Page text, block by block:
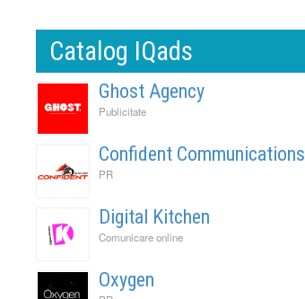
Catalog IQads
Ghost Agency
Publicitate
Confident Communications
PR
Digital Kitchen
Comunicare online
Oxygen